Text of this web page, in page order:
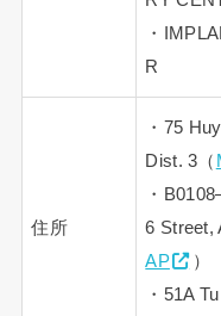
・
R
住所
・75
Dist. 3（
・
6 Street,
AP
）
・51A